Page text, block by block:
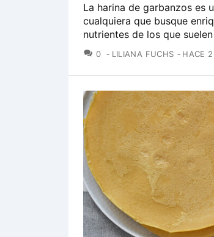
La harina de garbanzos es
cualquiera que busque
nutrientes de los que
0 COMENTARIOS
LILIANA FUCHS HACE